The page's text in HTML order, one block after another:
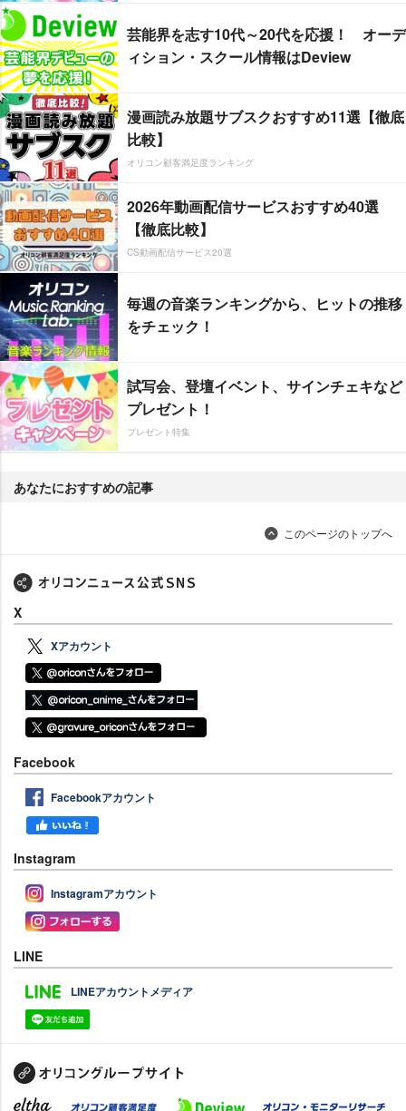
芸能界を志す10代～20代を応援！ オーデ
ィション・スクール情報はDeview
漫画読み放題サブスクおすすめ11選【徹底
比較】
オリコン顧客満足度ランキング
2026年動画配信サービスおすすめ40選
【徹底比較】
CS動画配信サービス20選
毎週の音楽ランキングから、ヒットの推移
をチェック！
試写会、登壇イベント、サインチェキなど
プレゼント！
プレゼント特集
あなたにおすすめの記事
このページのトップへ
X
Xアカウント
Facebook
Facebookアカウント
Instagram
Instagramアカウント
LINE
LINEアカウントメディア